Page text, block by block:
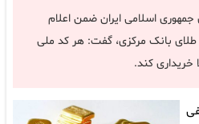
اسلامی ایران ضمن اعلام
بانک مرکزی، گفت: هر کد ملی